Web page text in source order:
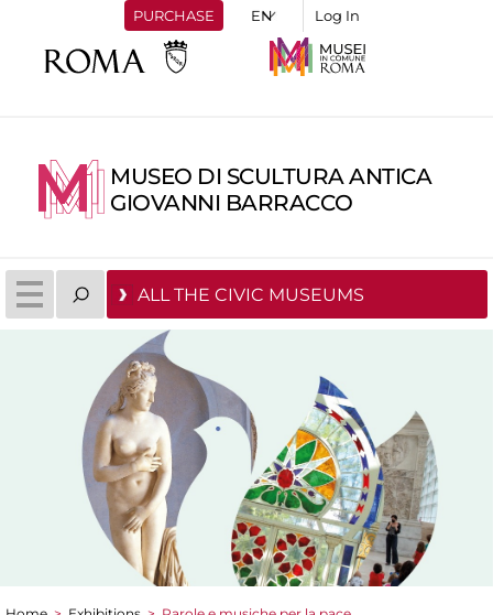
PURCHASE Log In
MUSEO DI SCULTURA ANTICA
GIOVANNI BARRACCO
ALL THE CIVIC MUSEUMS